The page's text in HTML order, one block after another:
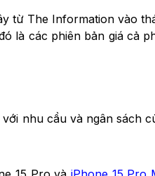
từ The Information vào
là các phiên bản giá cả
nhu cầu và ngân sách